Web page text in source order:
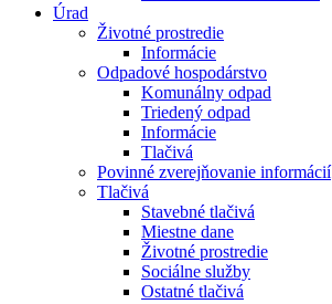
Úrad
Životné prostredie
Informácie
Odpadové hospodárstvo
Komunálny odpad
Triedený odpad
Informácie
Tlačivá
Povinné zverejňovanie informácií
Tlačivá
Stavebné tlačivá
Miestne dane
Životné prostredie
Sociálne služby
Ostatné tlačivá